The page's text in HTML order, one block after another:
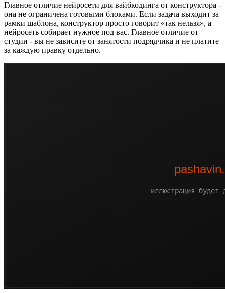
Главное отличие нейросети для вайбкодинга от конструктора -
она не ограничена готовыми блоками. Если задача выходит за
рамки шаблона, конструктор просто говорит «так нельзя», а
нейросеть собирает нужное под вас. Главное отличие от
студии - вы не зависите от занятости подрядчика и не платите
за каждую правку отдельно.